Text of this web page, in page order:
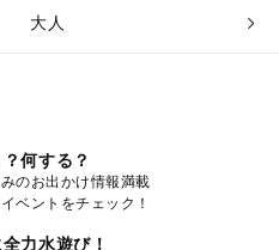
大人
何する？
のお出かけ情報満載
ベントをチェック！
力水遊び！